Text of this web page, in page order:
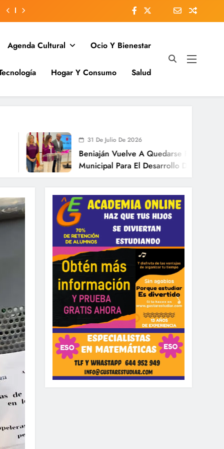
Agenda Cultural Ocio Y Bienestar
Hogar Y Consumo Salud
31 De Julio De 2026
Beniaján Vuelve A Quedarse Fuera Del Plan
Municipal Para El Desarrollo De Las Grandes